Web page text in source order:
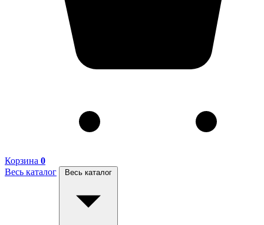
Корзина 0
Весь каталог
Весь каталог